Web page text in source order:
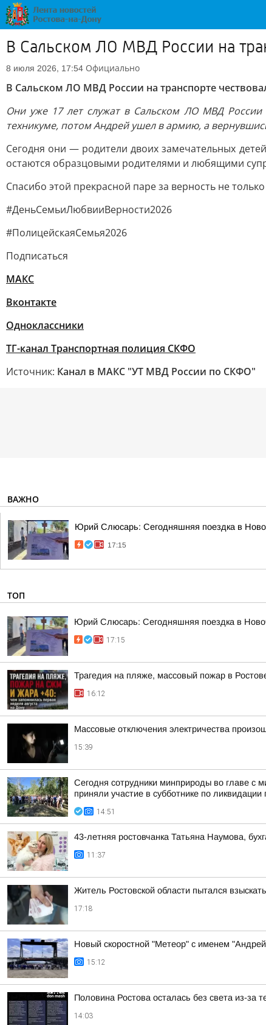
В Сальском ЛО МВД России на
8 июля 2026, 17:54 Официально
В Сальском ЛО МВД России на транспорте
Они уже 17 лет служат в Сальском ЛО МВД России
техникуме, потом Андрей ушел в армию, а
Сегодня они — родители двоих замечательных
остаются образцовыми родителями и любящими
Спасибо этой прекрасной паре за верность не
#ДеньСемьиЛюбвииВерности2026
#ПолицейскаяСемья2026
Подписаться
МАКС
Вконтакте
Одноклассники
ТГ-канал Транспортная полиция СКФО
Источник: Канал в МАКС "УТ МВД России по СКФО"
ВАЖНО
Юрий Слюсарь: Сегодняшняя поездка в
17:15
ТОП
Юрий Слюсарь: Сегодняшняя поездка в
17:15
Трагедия на пляже, массовый пожар в
16:12
Массовые отключения электричества
15:39
Сегодня сотрудники минприроды во главе с
приняли участие в субботнике по ликвидации
14:51
43-летняя ростовчанка Татьяна Наумова,
11:37
Житель Ростовской области пытался
17:18
Новый скоростной "Метеор" с именем
15:12
Половина Ростова осталась без света из-за
14:03